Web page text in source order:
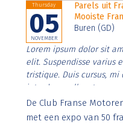
Thursday
05
NOVEMBER
Parels uit
Mooiste
Buren (GD)
Lorem ipsum dolor sit
elit. Suspendisse varius
tristique. Duis cursus,
interdum nulla, ut
Aenean faucibus nibh
imperdiet. Nunc ut sem
De Club Franse
met een expo van 50